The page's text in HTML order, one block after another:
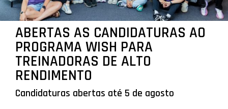
ABERTAS AS CANDIDATURAS AO
PROGRAMA WISH PARA
TREINADORAS DE ALTO
RENDIMENTO
Candidaturas abertas até 5 de agosto